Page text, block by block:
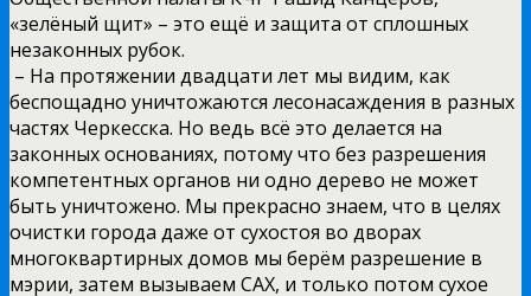
«зелёный щит» – это ещё и защита от сплошных
незаконных рубок.
– На протяжении двадцати лет мы видим, как
беспощадно уничтожаются лесонасаждения в разных
частях Черкесска. Но ведь всё это делается на
законных основаниях, потому что без разрешения
компетентных органов ни одно дерево не может
быть уничтожено. Мы прекрасно знаем, что в целях
очистки города даже от сухостоя во дворах
многоквартирных домов мы берём разрешение в
мэрии, затем вызываем САХ, и только потом сухое